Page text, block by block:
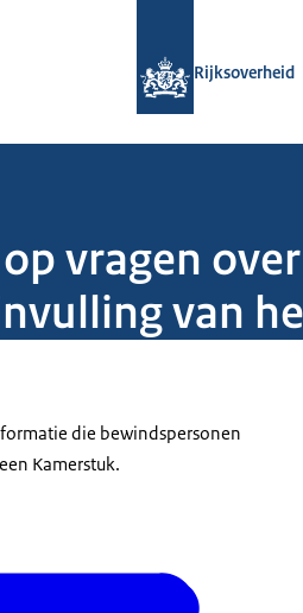
Rijksoverheid
vragen
van
die bewindspersonen
Kamerstuk.